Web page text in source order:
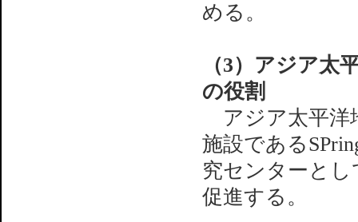
める。
（3）アジア太
の役割
アジア太平洋
施設である
究センターと
促進する。